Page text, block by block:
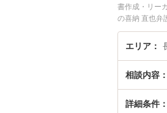
書作成・リー
の喜納 直也弁
ラブルを今す
内の弁護士に
エリア
相談内容
詳細条件